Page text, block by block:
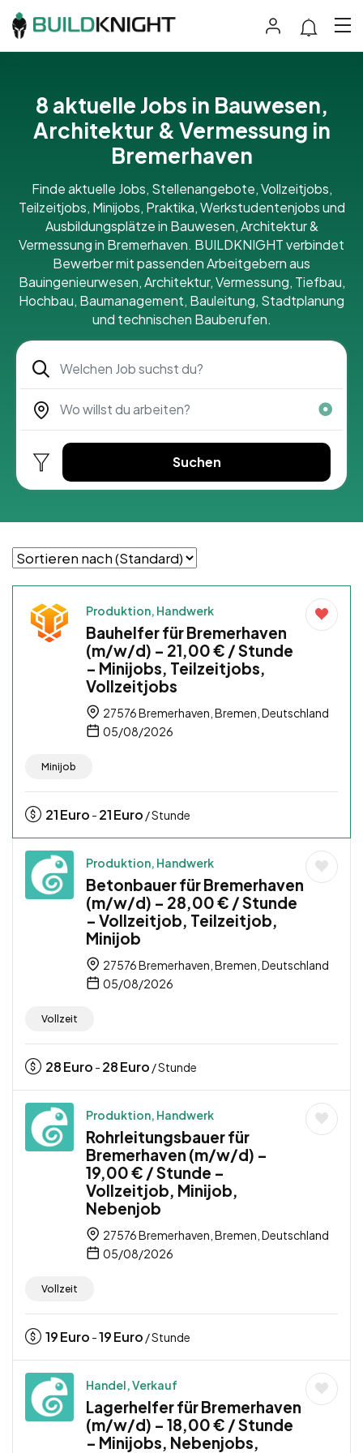
8 aktuelle Jobs in Bauwesen,
Architektur & Vermessung in
Bremerhaven
Finde aktuelle Jobs, Stellenangebote, Vollzeitjobs,
Teilzeitjobs, Minijobs, Praktika, Werkstudentenjobs und
Ausbildungsplätze in Bauwesen, Architektur &
Vermessung in Bremerhaven. BUILDKNIGHT verbindet
Bewerber mit passenden Arbeitgebern aus
Bauingenieurwesen, Architektur, Vermessung, Tiefbau,
Hochbau, Baumanagement, Bauleitung, Stadtplanung
und technischen Bauberufen.
Suchen
Produktion, Handwerk
Bauhelfer für Bremerhaven
(m/w/d) – 21,00 € / Stunde
– Minijobs, Teilzeitjobs,
Vollzeitjobs
27576 Bremerhaven, Bremen, Deutschland
05/08/2026
Minijob
21Euro - 21Euro / Stunde
Produktion, Handwerk
Betonbauer für Bremerhaven
(m/w/d) – 28,00 € / Stunde
– Vollzeitjob, Teilzeitjob,
Minijob
27576 Bremerhaven, Bremen, Deutschland
05/08/2026
Vollzeit
28Euro - 28Euro / Stunde
Produktion, Handwerk
Rohrleitungsbauer für
Bremerhaven (m/w/d) –
19,00 € / Stunde –
Vollzeitjob, Minijob,
Nebenjob
27576 Bremerhaven, Bremen, Deutschland
05/08/2026
Vollzeit
19Euro -19Euro / Stunde
Handel, Verkauf
Lagerhelfer für Bremerhaven
(m/w/d) – 18,00 € / Stunde
– Minijobs, Nebenjobs,